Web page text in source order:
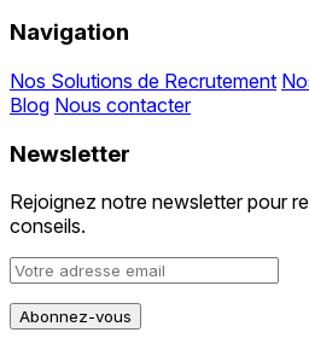
Navigation
Nos Solutions de Recrutement
Blog Nous contacter
Newsletter
Rejoignez notre newsletter pour
conseils.